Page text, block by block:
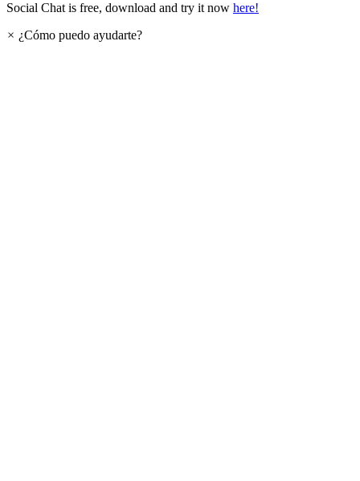
Social Chat is free, download and try it now here!
× ¿Cómo puedo ayudarte?